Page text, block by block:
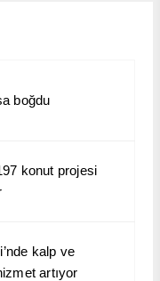
boğdu
konut projesi
kalp ve
artıyor